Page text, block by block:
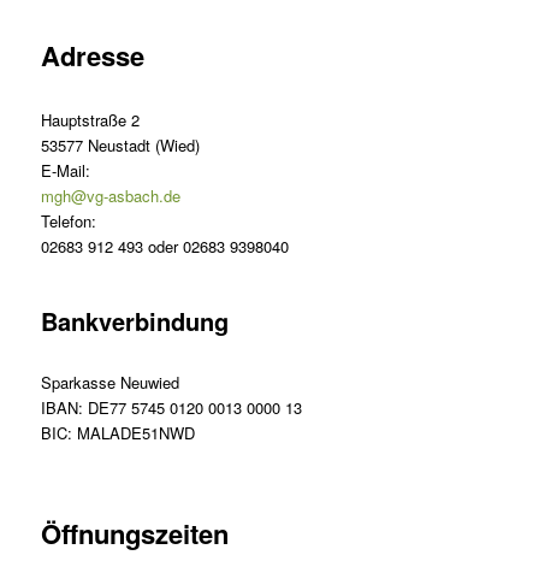
Adresse
Hauptstraße 2
53577 Neustadt (Wied)
E-Mail:
mgh@vg-asbach.de
Telefon:
02683 912 493 oder 02683 9398040
Bankverbindung
Sparkasse Neuwied
IBAN: DE77 5745 0120 0013 0000 13
BIC: MALADE51NWD
Öffnungszeiten